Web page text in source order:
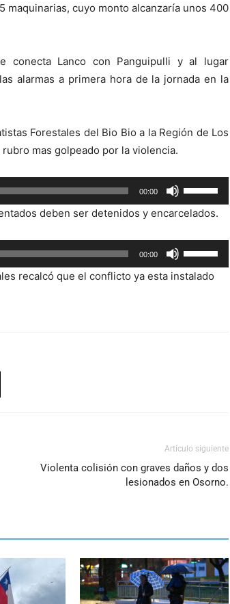
maquinarias, cuyo monto alcanzaría unos 400
conecta Lanco con Panguipulli y al lugar
alarmas a primera hora de la jornada en la
Forestales del Bio Bio a la Región de Los
mas golpeado por la violencia.
00:00
las
teclas
de
flecha
arriba/abajo
deben ser detenidos y encarcelados.
00:00
las
teclas
volumen.
recalcó que el conflicto ya esta instalado
Artículo siguiente
Violenta colisión con graves daños y dos
lesionados en Osorno.